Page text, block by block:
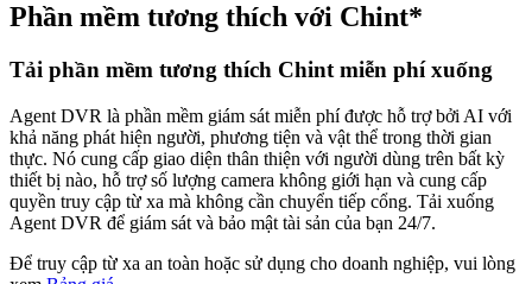
Phần mềm tương thích với Chint*
Tải phần mềm tương thích Chint miễn phí xuống
Agent DVR là phần mềm giám sát miễn phí được hỗ trợ bởi AI với
khả năng phát hiện người, phương tiện và vật thể trong thời gian
thực. Nó cung cấp giao diện thân thiện với người dùng trên bất kỳ
thiết bị nào, hỗ trợ số lượng camera không giới hạn và cung cấp
quyền truy cập từ xa mà không cần chuyển tiếp cổng. Tải xuống
Agent DVR để giám sát và bảo mật tài sản của bạn 24/7.
Để truy cập từ xa an toàn hoặc sử dụng cho doanh nghiệp, vui lòng